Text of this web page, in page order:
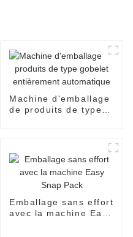
Machine d'emballage
de produits de type
Emballage sans effort
avec la machine Easy